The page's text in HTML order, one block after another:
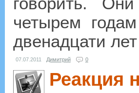
четырем
двенадцати
07.07.2011 Димитрий 0
Реакция